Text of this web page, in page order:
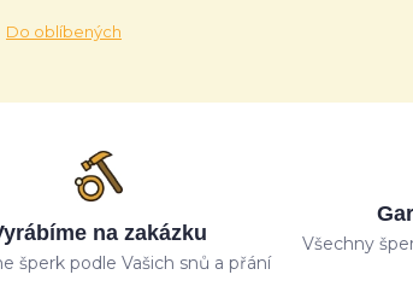
Do oblíbených
na zakázku
šperk podle Vašich snů a přání
Všechny